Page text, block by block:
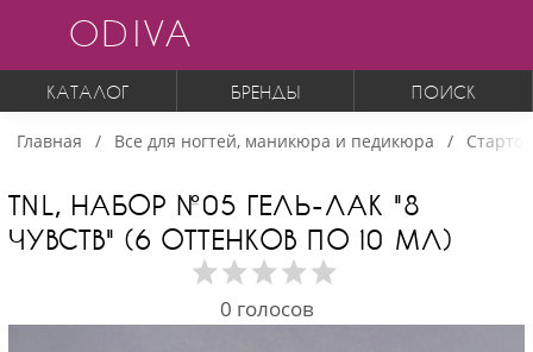
ODIVA
КАТАЛОГ БРЕНДЫ ПОИСК
Главная Все для ногтей, маникюра и педикюра
TNL, НАБОР №05 ГЕЛЬ-ЛАК "8
ЧУВСТВ" (6 ОТТЕНКОВ ПО 10 МЛ)
0 голосов